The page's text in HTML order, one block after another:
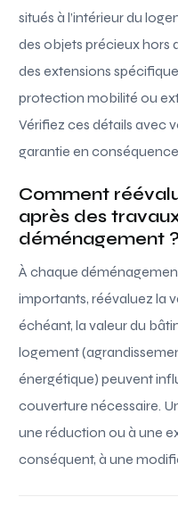
situés à l’intérieur du
des objets précieux hors
des extensions
protection mobilité ou
Vérifiez ces détails avec
garantie en
Comment
après des
déménagement ?
À chaque
importants, réévaluez la
échéant, la valeur du
logement
énergétique) peuvent
couverture nécessaire.
une réduction ou à une
conséquent, à une